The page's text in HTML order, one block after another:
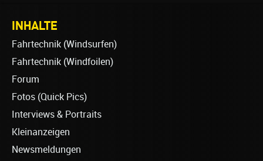
INHALTE
Fahrtechnik (Windsurfen)
Fahrtechnik (Windfoilen)
Forum
Fotos (Quick Pics)
Interviews & Portraits
Kleinanzeigen
Newsmeldungen